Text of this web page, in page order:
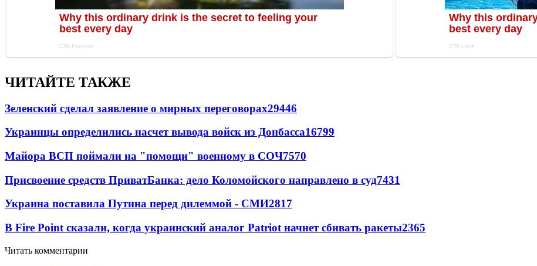
ЧИТАЙТЕ ТАКЖЕ
Зеленский сделал заявление о мирных переговорах29446
Украинцы определились насчет вывода войск из Донбасса16799
Майора ВСП поймали на "помощи" военному в СОЧ7570
Присвоение средств ПриватБанка: дело Коломойского направлено в суд7431
Украина поставила Путина перед дилеммой - СМИ2817
В Fire Point сказали, когда украинский аналог Patriot начнет сбивать ракеты2365
Читать комментарии